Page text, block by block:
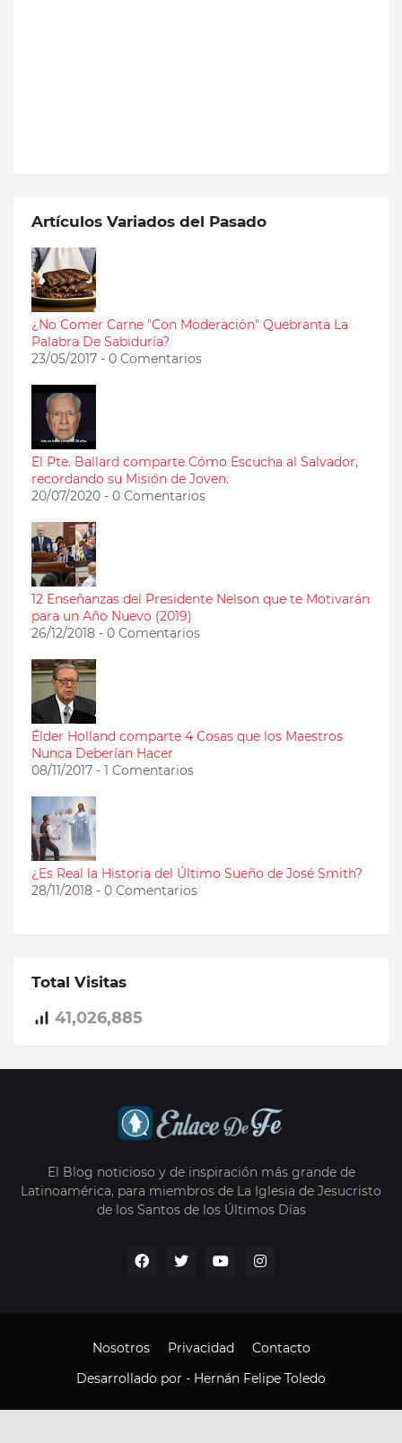
Artículos Variados del Pasado
¿No Comer Carne "Con Moderación" Quebranta La
Palabra De Sabiduría?
23/05/2017 - 0 Comentarios
El Pte. Ballard comparte Cómo Escucha al Salvador,
recordando su Misión de Joven.
20/07/2020 - 0 Comentarios
12 Enseñanzas del Presidente Nelson que te Motivarán
para un Año Nuevo (2019)
26/12/2018 - 0 Comentarios
Élder Holland comparte 4 Cosas que los Maestros
Nunca Deberían Hacer
08/11/2017 - 1 Comentarios
¿Es Real la Historia del Último Sueño de José Smith?
28/11/2018 - 0 Comentarios
Total Visitas
41,026,885
El Blog noticioso y de inspiración más grande de
Latinoamérica, para miembros de La Iglesia de Jesucristo
de los Santos de los Últimos Días
Desarrollado por - Hernán Felipe Toledo
Nosotros Privacidad Contacto